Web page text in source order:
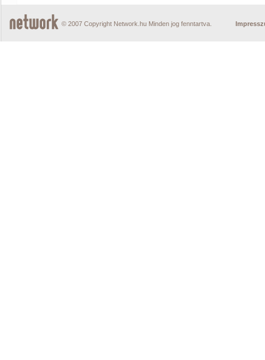
© 2007 Copyright Network.hu Minden jog fenntartva.